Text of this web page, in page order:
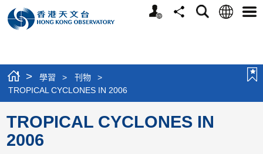
個
分
搜
語
選
> 學習 > 刊物
>
TROPICAL CYCLONES IN 2006
TROPICAL CYCLONES IN
2006